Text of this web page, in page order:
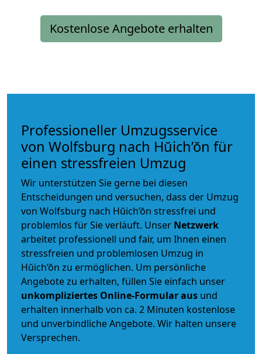
Kostenlose Angebote erhalten
Professioneller Umzugsservice
von Wolfsburg nach Hŭich’ŏn für
einen stressfreien Umzug
Wir unterstützen Sie gerne bei diesen
Entscheidungen und versuchen, dass der Umzug
von Wolfsburg nach Hŭich’ŏn stressfrei und
problemlos für Sie verläuft. Unser Netzwerk
arbeitet professionell und fair, um Ihnen einen
stressfreien und problemlosen Umzug in
Hŭich’ŏn zu ermöglichen. Um persönliche
Angebote zu erhalten, füllen Sie einfach unser
unkompliziertes Online-Formular aus und
erhalten innerhalb von ca. 2 Minuten kostenlose
und unverbindliche Angebote. Wir halten unsere
Versprechen.